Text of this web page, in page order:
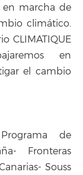
en marcha de
climático.
CLIMATIQUE
en
el cambio
de
Fronteras
Souss